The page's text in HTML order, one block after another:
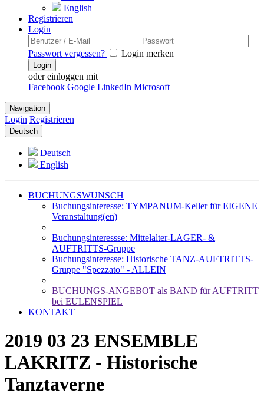
English
Registrieren
Login
Passwort vergessen? Login merken
Login
oder einloggen mit
Facebook Google LinkedIn Microsoft
Navigation
Login Registrieren
Deutsch
Deutsch
English
BUCHUNGSWUNSCH
Buchungsinteresse: TYMPANUM-Keller für EIGENE
Veranstaltung(en)
Buchungsinteressse: Mittelalter-LAGER- &
AUFTRITTS-Gruppe
Buchungsinteresse: Historische TANZ-AUFTRITTS-
Gruppe "Spezzato" - ALLEIN
BUCHUNGS-ANGEBOT als BAND für AUFTRITT
bei EULENSPIEL
KONTAKT
2019 03 23 ENSEMBLE
LAKRITZ - Historische
Tanztaverne